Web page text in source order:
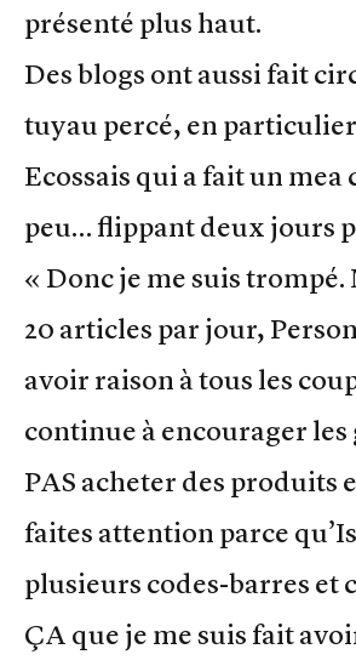
présenté plus haut.
Des blogs ont aussi fait
tuyau percé, en
Ecossais qui a fait un mea
peu… flippant deux jours
« Donc je me suis trompé.
20 articles par jour,
avoir raison à tous les
continue à encourager les
PAS acheter des produits
faites attention parce
plusieurs codes-barres et
ÇA que je me suis fait